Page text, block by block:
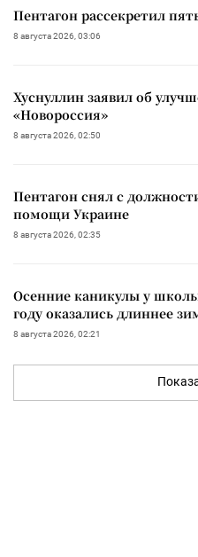
Пентагон рассекретил
8 августа 2026, 03:06
Хуснуллин заявил об
«Новороссия»
8 августа 2026, 02:50
Пентагон снял с
помощи Украине
8 августа 2026, 02:35
Осенние каникулы у
году оказались длиннее
8 августа 2026, 02:21